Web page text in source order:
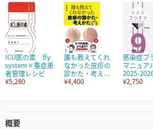
ICU医の素 By
system×重症患
者管理レシピ
¥5,280
誰も教えてくれ
なかった皮疹の
診かた・考え...
¥4,400
感染症プ
マニュア
2025-
¥2,750
概要